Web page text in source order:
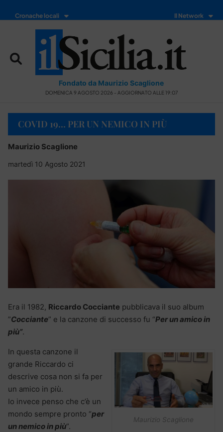
Cronache locali Il Network
Fondato da Maurizio Scaglione
DOMENICA 9 AGOSTO 2026 - AGGIORNATO ALLE 19:07
COVID 19… PER UN NEMICO IN PIÙ
Maurizio Scaglione
martedì 10 Agosto 2021
Era il 1982, Riccardo Cocciante pubblicava il suo album
”Cocciante” e la canzone di successo fu “Per un amico in
più”.
Maurizio Scaglione
In questa canzone il
grande Riccardo ci
descrive cosa non si fa per
un amico in più.
Io invece penso che c’è un
mondo sempre pronto “per
un nemico in più”.